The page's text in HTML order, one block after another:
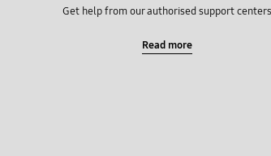
Get help from our authorised support centers
Read more